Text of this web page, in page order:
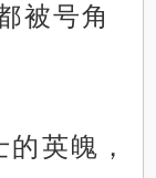
被号角
英魄，